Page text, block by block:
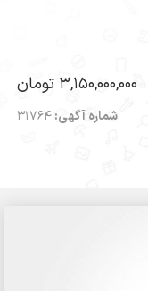
3,150,000,000 تومان
شماره آگهی:31764